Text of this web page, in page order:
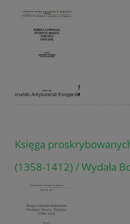
Księga
(1358-1412) / Wydała